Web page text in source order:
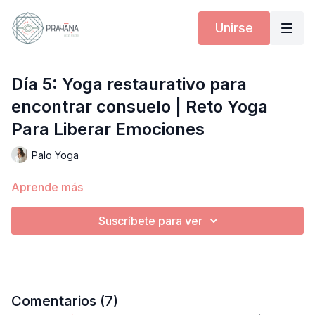
Unirse
Día 5: Yoga restaurativo para
encontrar consuelo | Reto Yoga
Para Liberar Emociones
Palo Yoga
Aprende más
Suscríbete para ver
Comentarios (7)